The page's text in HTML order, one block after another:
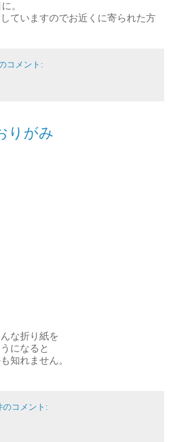
。
ていますのでお近くに寄られた方
コメント:
りがみ
な折り紙を
になると
知れません。
のコメント: